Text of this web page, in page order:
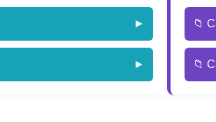
►
►
📁
📁